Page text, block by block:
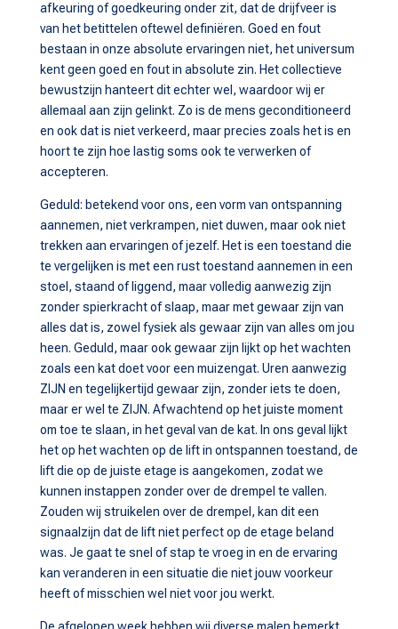
afkeuring of goedkeuring onder zit, dat de drijfveer is
van het betittelen oftewel definiëren. Goed en fout
bestaan in onze absolute ervaringen niet, het universum
kent geen goed en fout in absolute zin. Het collectieve
bewustzijn hanteert dit echter wel, waardoor wij er
allemaal aan zijn gelinkt. Zo is de mens geconditioneerd
en ook dat is niet verkeerd, maar precies zoals het is en
hoort te zijn hoe lastig soms ook te verwerken of
accepteren.
Geduld: betekend voor ons, een vorm van ontspanning
aannemen, niet verkrampen, niet duwen, maar ook niet
trekken aan ervaringen of jezelf. Het is een toestand die
te vergelijken is met een rust toestand aannemen in een
stoel, staand of liggend, maar volledig aanwezig zijn
zonder spierkracht of slaap, maar met gewaar zijn van
alles dat is, zowel fysiek als gewaar zijn van alles om jou
heen. Geduld, maar ook gewaar zijn lijkt op het wachten
zoals een kat doet voor een muizengat. Uren aanwezig
ZIJN en tegelijkertijd gewaar zijn, zonder iets te doen,
maar er wel te ZIJN. Afwachtend op het juiste moment
om toe te slaan, in het geval van de kat. In ons geval lijkt
het op het wachten op de lift in ontspannen toestand, de
lift die op de juiste etage is aangekomen, zodat we
kunnen instappen zonder over de drempel te vallen.
Zouden wij struikelen over de drempel, kan dit een
signaalzijn dat de lift niet perfect op de etage beland
was. Je gaat te snel of stap te vroeg in en de ervaring
kan veranderen in een situatie die niet jouw voorkeur
heeft of misschien wel niet voor jou werkt.